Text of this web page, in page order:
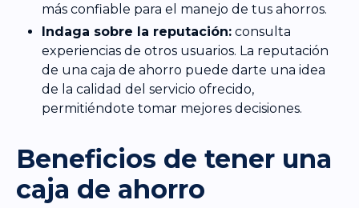
más confiable para el manejo de tus ahorros.
Indaga sobre la reputación: consulta
experiencias de otros usuarios. La reputación
de una caja de ahorro puede darte una idea
de la calidad del servicio ofrecido,
permitiéndote tomar mejores decisiones.
Beneficios de tener una
caja de ahorro